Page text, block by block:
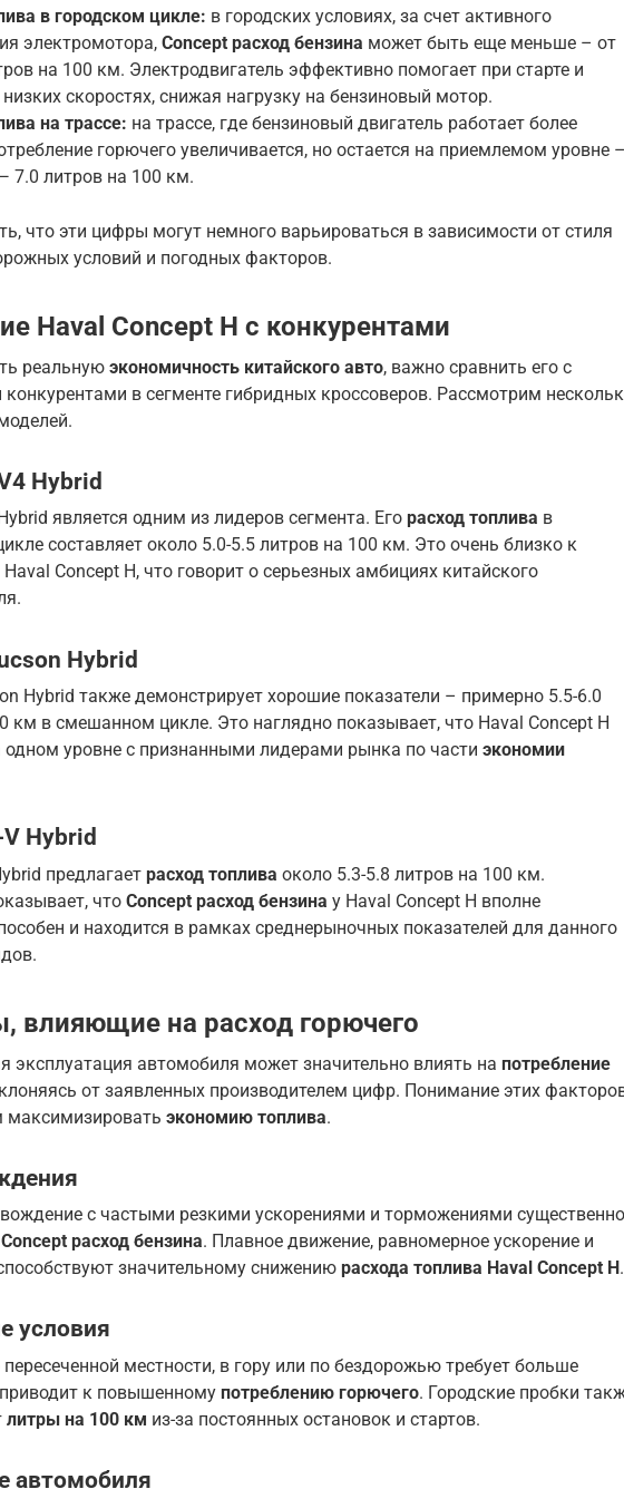
в городском цикле: в городских условиях, за счет активного
электромотора, Concept расход бензина может быть еще меньше – от
на 100 км. Электродвигатель эффективно помогает при старте и
скоростях, снижая нагрузку на бензиновый мотор.
на трассе: на трассе, где бензиновый двигатель работает более
горючего увеличивается, но остается на приемлемом уровне –
7.0 литров на 100 км.
что эти цифры могут немного варьироваться в зависимости от стиля
условий и погодных факторов.
Haval Concept H с конкурентами
реальную экономичность китайского авто, важно сравнить его с
в сегменте гибридных кроссоверов. Рассмотрим
Hybrid
является одним из лидеров сегмента. Его расход топлива в
составляет около 5.0-5.5 литров на 100 км. Это очень близко к
Concept H, что говорит о серьезных амбициях китайского
Hybrid
Hybrid также демонстрирует хорошие показатели – примерно 5.5-6.0
км в смешанном цикле. Это наглядно показывает, что Haval Concept H
одном уровне с признанными лидерами рынка по части экономии
Hybrid
предлагает расход топлива около 5.3-5.8 литров на 100 км.
что Concept расход бензина у Haval Concept H вполне
и находится в рамках среднерыночных показателей для данного
влияющие на расход горючего
эксплуатация автомобиля может значительно влиять на потребление
от заявленных производителем цифр. Понимание этих
экономию топлива.
вождение с частыми резкими ускорениями и торможениями существенно
Concept расход бензина. Плавное движение, равномерное ускорение и
значительному снижению расхода топлива Haval Concept H .
условия
местности, в гору или по бездорожью требует больше
к повышенному потреблению горючего. Городские пробки
литры на 100 км из-за постоянных остановок и стартов.
автомобиля